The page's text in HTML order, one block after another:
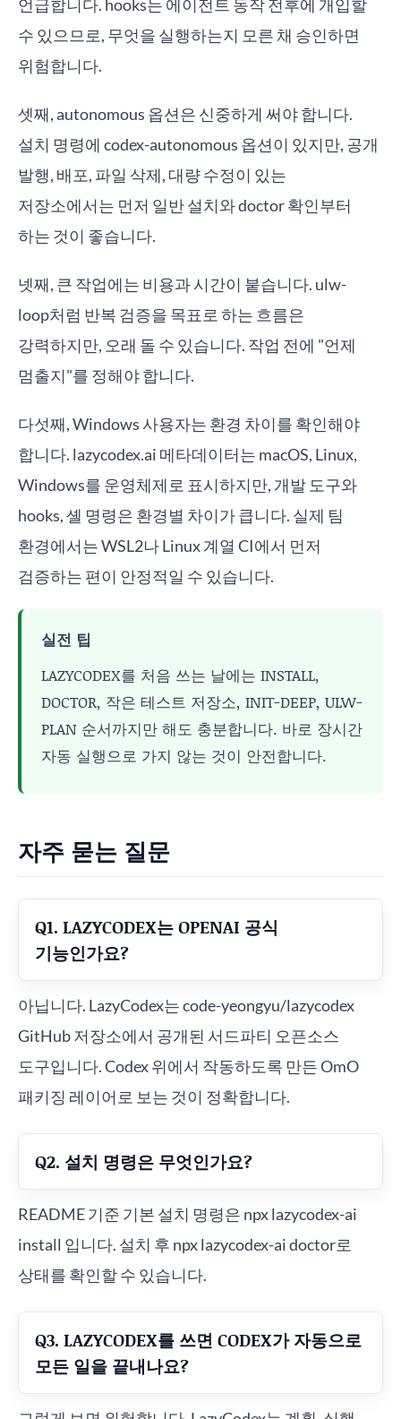
언급합니다. hooks는 에이전트 동작 전후에 개입할
수 있으므로, 무엇을 실행하는지 모른 채 승인하면
위험합니다.
셋째, autonomous 옵션은 신중하게 써야 합니다.
설치 명령에 codex-autonomous 옵션이 있지만, 공개
발행, 배포, 파일 삭제, 대량 수정이 있는
저장소에서는 먼저 일반 설치와 doctor 확인부터
하는 것이 좋습니다.
넷째, 큰 작업에는 비용과 시간이 붙습니다. ulw-
loop처럼 반복 검증을 목표로 하는 흐름은
강력하지만, 오래 돌 수 있습니다. 작업 전에 "언제
멈출지"를 정해야 합니다.
다섯째, Windows 사용자는 환경 차이를 확인해야
합니다. lazycodex.ai 메타데이터는 macOS, Linux,
Windows를 운영체제로 표시하지만, 개발 도구와
hooks, 셸 명령은 환경별 차이가 큽니다. 실제 팀
환경에서는 WSL2나 Linux 계열 CI에서 먼저
검증하는 편이 안정적일 수 있습니다.
실전 팁
LAZYCODEX를 처음 쓰는 날에는 INSTALL,
DOCTOR, 작은 테스트 저장소, INIT-DEEP, ULW-
PLAN 순서까지만 해도 충분합니다. 바로 장시간
자동 실행으로 가지 않는 것이 안전합니다.
자주 묻는 질문
Q1. LAZYCODEX는 OPENAI 공식
기능인가요?
아닙니다. LazyCodex는 code-yeongyu/lazycodex
GitHub 저장소에서 공개된 서드파티 오픈소스
도구입니다. Codex 위에서 작동하도록 만든 OmO
패키징 레이어로 보는 것이 정확합니다.
Q2. 설치 명령은 무엇인가요?
README 기준 기본 설치 명령은 npx lazycodex-ai
install 입니다. 설치 후 npx lazycodex-ai doctor로
상태를 확인할 수 있습니다.
Q3. LAZYCODEX를 쓰면 CODEX가 자동으로
모든 일을 끝내나요?